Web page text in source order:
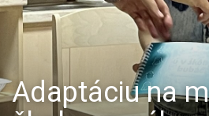
Adaptáciu na